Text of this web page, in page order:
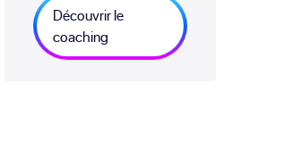
Découvrir le
coaching